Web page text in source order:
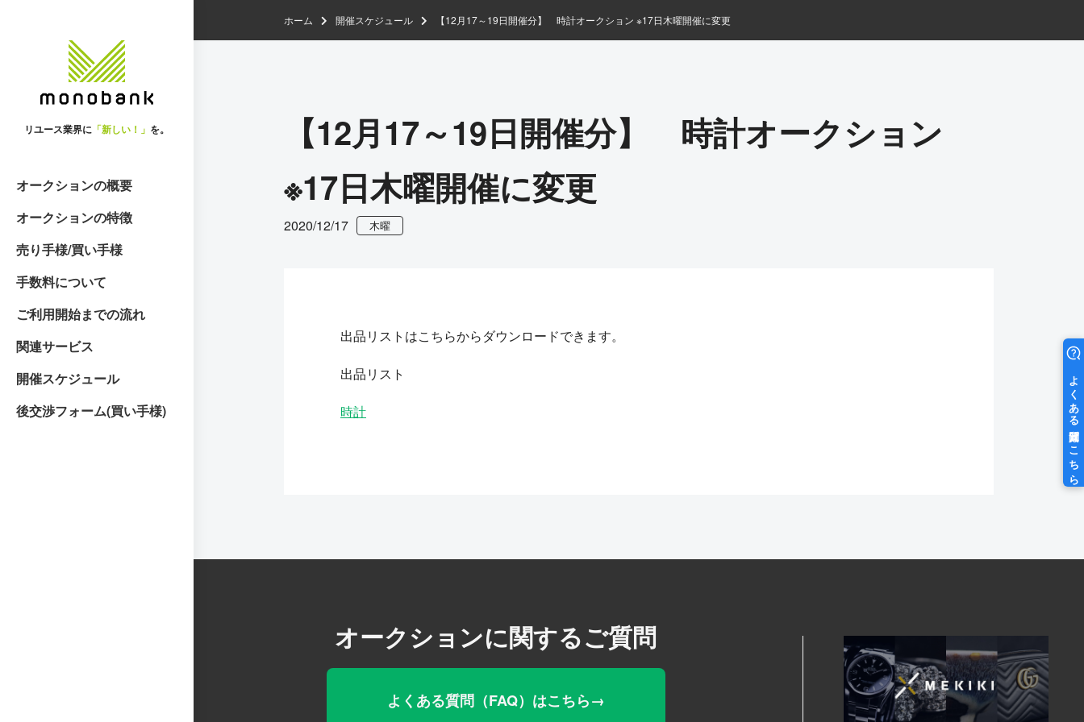
リユース業界に 「新しい！」 を。
オークションの概要
オークションの特徴
売り手様/買い手様
手数料について
ご利用開始までの流れ
関連サービス
開催スケジュール
後交渉フォーム(買い手様)
ホーム 開催スケジュール 【12月17～19日開催分】 時計オークション ※17日木曜開催に変更
【12月17～19日開催分】 時計オークション
※17日木曜開催に変更
2020/12/17 木曜
出品リストはこちらからダウンロードできます。
出品リスト
時計
オークションに関するご質問
よくある質問（FAQ）はこちら→